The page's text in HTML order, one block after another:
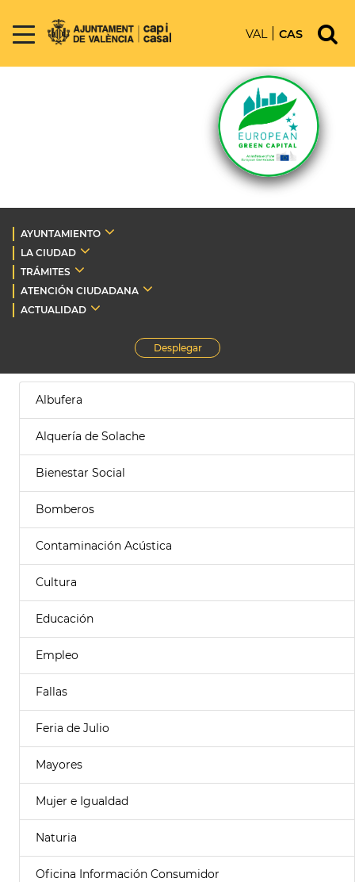
VAL CAS
AYUNTAMIENTO
LA CIUDAD
TRÁMITES
ATENCIÓN CIUDADANA
ACTUALIDAD
Desplegar
Albufera
Alquería de Solache
Bienestar Social
Bomberos
Contaminación Acústica
Cultura
Educación
Empleo
Fallas
Feria de Julio
Mayores
Mujer e Igualdad
Naturia
Oficina Información Consumidor